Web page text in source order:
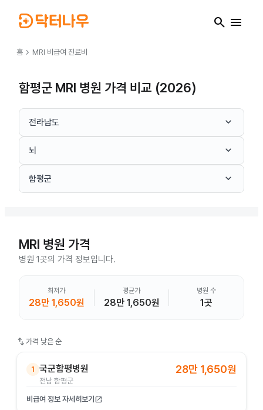
search menu
홈 chevron_right MRI 비급여 진료비
함평군 MRI 병원 가격 비교 (2026)
전라남도 keyboard_arrow_down
뇌 keyboard_arrow_down
함평군 keyboard_arrow_down
MRI 병원 가격
병원 1곳의 가격 정보입니다.
최저가
28만 1,650원
평균가
28만 1,650원
병원 수
1곳
swap_vert 가격 낮은 순
1 국군함평병원
전남 함평군
28만 1,650원
비급여 정보 자세히보기 open_in_new